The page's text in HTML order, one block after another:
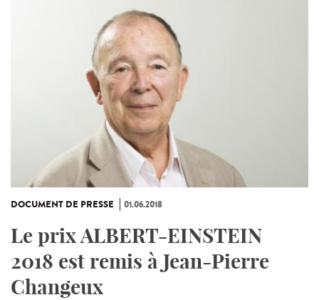
DOCUMENT DE PRESSE 01.06.2018
Le prix ALBERT-EINSTEIN
2018 est remis à Jean-Pierre
Changeux